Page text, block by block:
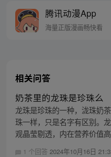
知识！ 好好学
宠来袭！【每周
腾讯动漫App
海量正版漫画畅快看
相关问答
奶茶里的龙珠是珍珠么
龙珠是珍珠的一种，泷珠奶
珠一样，只是名字有区别。
观晶莹剔透，内在营养价值高
1 个回答 2024年10月16日